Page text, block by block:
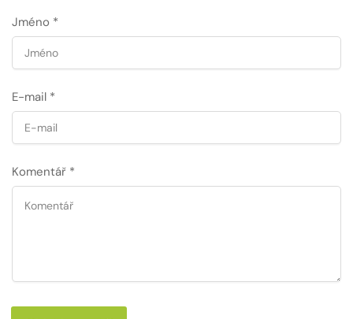
Jméno *
E-mail *
Komentář *